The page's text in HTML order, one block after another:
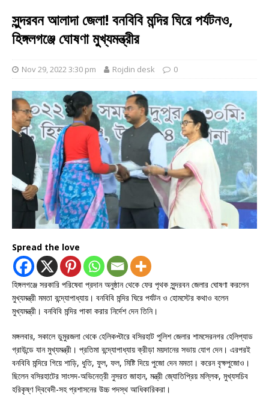
সুন্দরবন আলাদা জেলা! বনবিবি মন্দির ঘিরে পর্যটনও,
হিঙ্গলগঞ্জে ঘোষণা মুখ্যমন্ত্রীর
Nov 29, 2022 3:30 pm Rojdin desk 0
Spread the love
হিঙ্গলগঞ্জে সরকারি পরিষেবা প্রদান অনুষ্ঠান থেকে ফের পৃথক সুন্দরবন জেলার ঘোষণা করলেন
মুখ্যমন্ত্রী মমতা বন্দ্যোপাধ্যায়। বনবিবি মন্দির ঘিরে পর্যটন ও হোমস্টের কথাও বলেন
মুখ্যমন্ত্রী। বনবিবি মন্দির পাকা করার নির্দেশ দেন তিনি।
মঙ্গলবার, সকালে ডুমুরজলা থেকে হেলিকপ্টারে বসিরহাট পুলিশ জেলার শামসেরনগর হেলিপ্যাড
গ্রাউন্ডে যান মুখ্যমন্ত্রী। প্রতিমা বন্দ্যোপাধ্যায় ক্রীড়া ময়দানের সভায় যোগ দেন। এরপরই
বনবিবি মন্দিরে গিয়ে শাড়ি, ধুতি, ফুল, ফল, মিষ্টি দিয়ে পুজো দেন মমতা। করেন বৃক্ষপুজোও।
ছিলেন বসিরহাটের সাংসদ-অভিনেত্রী নুসরত জাহান, মন্ত্রী জ্যোতিপ্রিয় মল্লিক, মুখ্যসচিব
হরিকৃষ্ণ দ্বিবেদী-সহ প্রশাসনের উচ্চ পদস্থ আধিকারিকরা।